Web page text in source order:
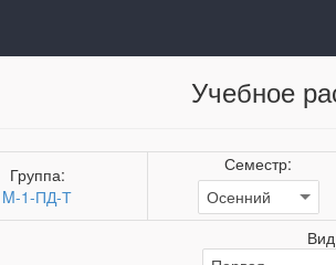
Учебное
Группа:
M-1-ПД-Т
Семестр: